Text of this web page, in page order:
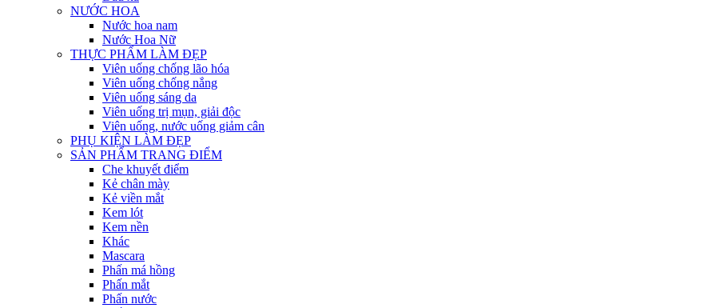
NƯỚC HOA
Nước hoa nam
Nước Hoa Nữ
THỰC PHẨM LÀM ĐẸP
Viên uống chống lão hóa
Viên uống chống nắng
Viên uống sáng da
Viên uống trị mụn, giải độc
Viên uống, nước uống giảm cân
PHỤ KIỆN LÀM ĐẸP
SẢN PHẨM TRANG ĐIỂM
Che khuyết điểm
Kẻ chân mày
Kẻ viền mắt
Kem lót
Kem nền
Khác
Mascara
Phấn má hồng
Phấn mắt
Phấn nước